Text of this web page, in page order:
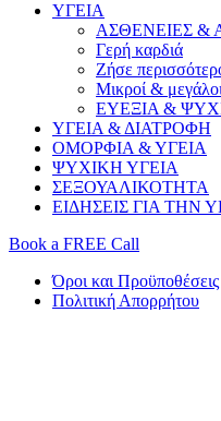
ΥΓΕΙΑ
ΑΣΘΕΝΕΙΕΣ &
Γερή καρδιά
Ζήσε
Μικροί & μεγάλοι
ΕΥΕΞΙΑ &
ΥΓΕΙΑ & ΔΙΑΤΡΟΦΗ
ΟΜΟΡΦΙΑ & ΥΓΕΙΑ
ΨΥΧΙΚΗ ΥΓΕΙΑ
ΣΕΞΟΥΑΛΙΚΟΤΗΤΑ
ΕΙΔΗΣΕΙΣ ΓΙΑ ΤΗΝ
Book a FREE Call
Όροι και Προϋποθέσεις
Πολιτική Απορρήτου